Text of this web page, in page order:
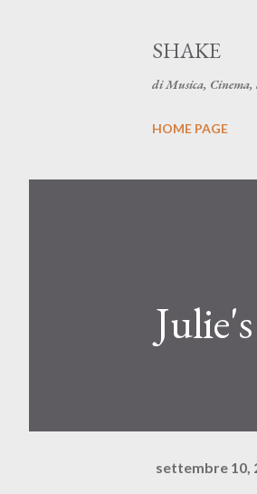
SHAKE
di Musica, Cinema,
HOME PAGE
settembre 10,